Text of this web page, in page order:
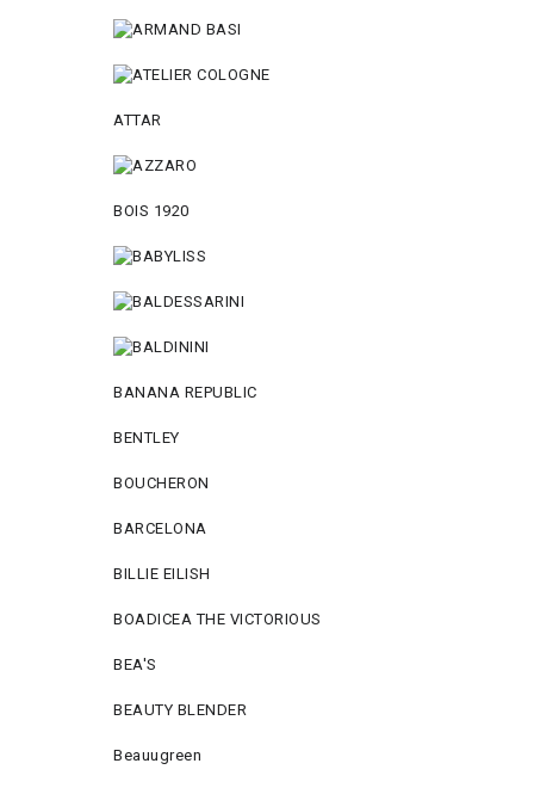
ATTAR
BOIS 1920
BANANA REPUBLIC
BENTLEY
BOUCHERON
BARCELONA
BILLIE EILISH
BOADICEA THE VICTORIOUS
BEA'S
BEAUTY BLENDER
Beauugreen